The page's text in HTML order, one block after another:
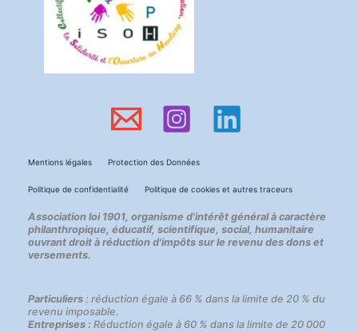
Mentions légales Protection des Données
Politique de confidentialité Politique de cookies et autres traceurs
Association loi 1901, organisme d'intérêt général à caractère
philanthropique, éducatif, scientifique, social, humanitaire
ouvrant droit à réduction d'impôts sur le revenu des dons et
versements.
Particuliers : réduction égale à 66 % dans la limite de 20 % du
revenu imposable.
Entreprises : Réduction égale à 60 % dans la limite de 20 000